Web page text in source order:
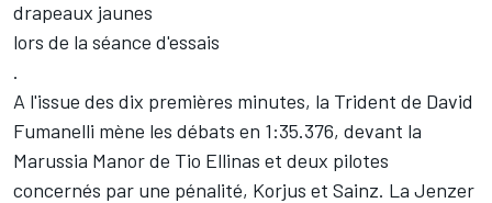
drapeaux jaunes
lors de la séance d'essais
.
A l'issue des dix premières minutes, la Trident de David
Fumanelli mène les débats en 1:35.376, devant la
Marussia Manor de Tio Ellinas et deux pilotes
concernés par une pénalité, Korjus et Sainz. La Jenzer